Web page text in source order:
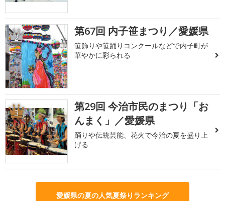
2 第67回 内子笹まつり／愛媛県
笹飾りや笹踊りコンクールなどで内子町が
華やかに彩られる
3
第29回 今治市民のまつり「お
んまく」／愛媛県
踊りや伝統芸能、花火で今治の夏を盛り上
げる
愛媛県の夏の人気夏祭りランキング